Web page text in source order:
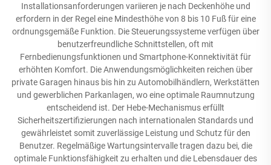
Installationsanforderungen variieren je nach Deckenhöhe und
erfordern in der Regel eine Mindesthöhe von 8 bis 10 Fuß für eine
ordnungsgemäße Funktion. Die Steuerungssysteme verfügen über
benutzerfreundliche Schnittstellen, oft mit
Fernbedienungsfunktionen und Smartphone-Konnektivität für
erhöhten Komfort. Die Anwendungsmöglichkeiten reichen über
private Garagen hinaus bis hin zu Automobilhändlern, Werkstätten
und gewerblichen Parkanlagen, wo eine optimale Raumnutzung
entscheidend ist. Der Hebe-Mechanismus erfüllt
Sicherheitszertifizierungen nach internationalen Standards und
gewährleistet somit zuverlässige Leistung und Schutz für den
Benutzer. Regelmäßige Wartungsintervalle tragen dazu bei, die
optimale Funktionsfähigkeit zu erhalten und die Lebensdauer des